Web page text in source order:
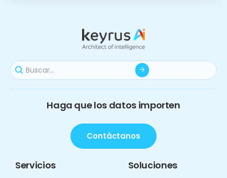
Haga que los datos importen
Contáctanos
Servicios Soluciones